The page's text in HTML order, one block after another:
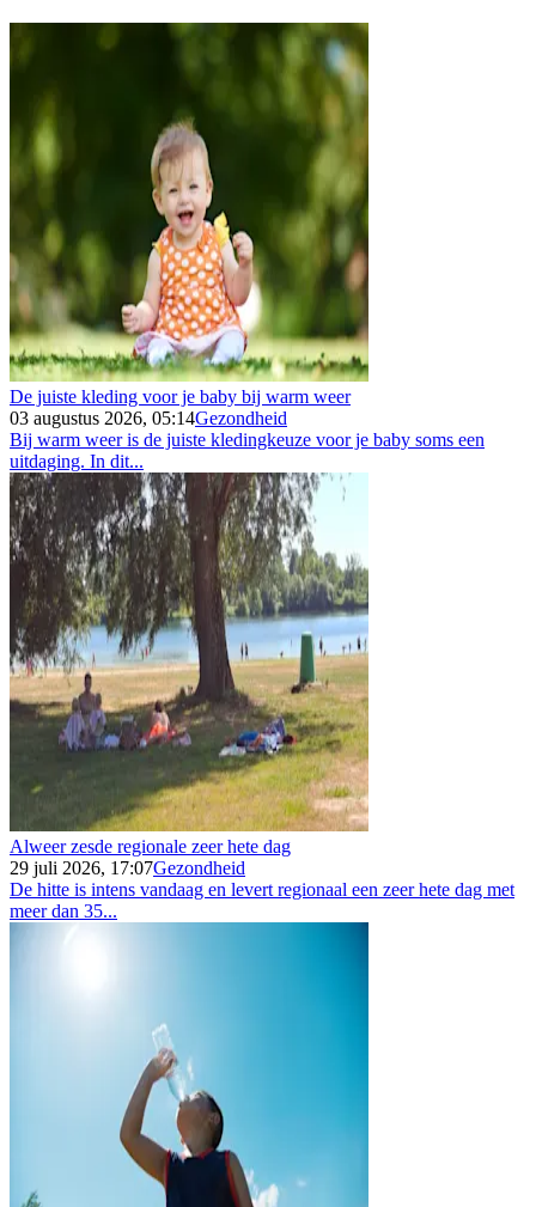
De juiste kleding voor je baby bij warm weer
03 augustus 2026, 05:14Gezondheid
Bij warm weer is de juiste kledingkeuze voor je baby soms een
uitdaging. In dit...
Alweer zesde regionale zeer hete dag
29 juli 2026, 17:07Gezondheid
De hitte is intens vandaag en levert regionaal een zeer hete dag met
meer dan 35...